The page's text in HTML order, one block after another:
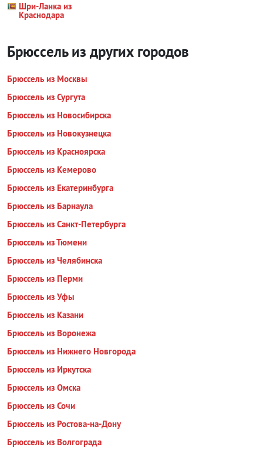
Шри-Ланка из
Краснодара
Брюссель из других городов
Брюссель из Москвы
Брюссель из Сургута
Брюссель из Новосибирска
Брюссель из Новокузнецка
Брюссель из Красноярска
Брюссель из Кемерово
Брюссель из Екатеринбурга
Брюссель из Барнаула
Брюссель из Санкт-Петербурга
Брюссель из Тюмени
Брюссель из Челябинска
Брюссель из Перми
Брюссель из Уфы
Брюссель из Казани
Брюссель из Воронежа
Брюссель из Нижнего Новгорода
Брюссель из Иркутска
Брюссель из Омска
Брюссель из Сочи
Брюссель из Ростова-на-Дону
Брюссель из Волгограда